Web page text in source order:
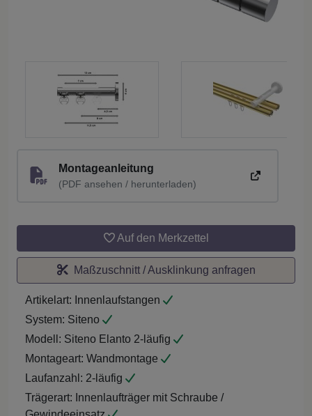
Montageanleitung
(PDF ansehen / herunterladen)
Auf den Merkzettel
Maßzuschnitt / Ausklinkung anfragen
Artikelart: Innenlaufstangen
System: Siteno
Modell: Siteno Elanto 2-läufig
Montageart: Wandmontage
Laufanzahl: 2-läufig
Trägerart: Innenlaufträger mit Schraube /